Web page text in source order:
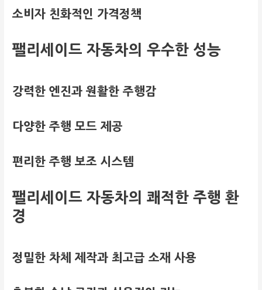
소비자 친화적인 가격정책
팰리세이드 자동차의 우수한 성능
강력한 엔진과 원활한 주행감
다양한 주행 모드 제공
편리한 주행 보조 시스템
팰리세이드 자동차의 쾌적한 주행 환
경
정밀한 차체 제작과 최고급 소재 사용